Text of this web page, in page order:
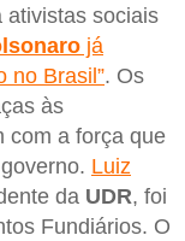
ativistas sociais
já
no Brasil”. Os
às
com a força que
Luiz
da UDR, foi
Fundiários. O